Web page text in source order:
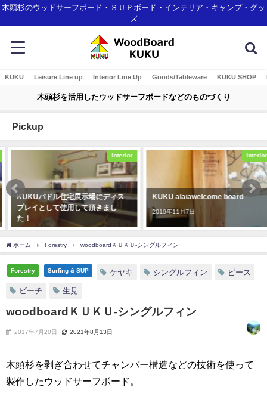
木頭杉のウッドサーフボード・ＳＵＰボード・インテリア・キャンプ・グッ
ズ
KUKU Leisure Line up Interior Line Up Goods/Tableware KUKU SHOP
木頭杉を活用したウッドサーフボードなどのものづくり
Pickup
Interior
KUKUパドル住宅展示場にディス
プレイとして使用して頂きまし
た！
Interior
KUKU alaiawelcome board
2019年11月7日
ホーム Forestry woodboardＫＵＫＵ-シングルフィン
Forestry Surfing & SUP ケヤキ シングルフィン ピース
ビーチ 生見
woodboardＫＵＫＵ-シングルフィン
2017年7月20日 2021年8月13日
木頭杉を剥ぎ合わせてチャンバー構造などの技術を使って
製作したウッドサーフボード。